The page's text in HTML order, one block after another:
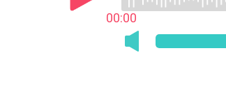
00:00